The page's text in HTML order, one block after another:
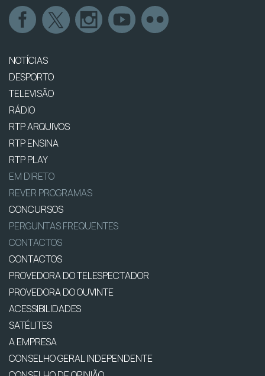
NOTÍCIAS
DESPORTO
TELEVISÃO
RÁDIO
RTP ARQUIVOS
RTP ENSINA
RTP PLAY
EM DIRETO
REVER PROGRAMAS
CONCURSOS
PERGUNTAS FREQUENTES
CONTACTOS
CONTACTOS
PROVEDORA DO TELESPECTADOR
PROVEDORA DO OUVINTE
ACESSIBILIDADES
SATÉLITES
A EMPRESA
CONSELHO GERAL INDEPENDENTE